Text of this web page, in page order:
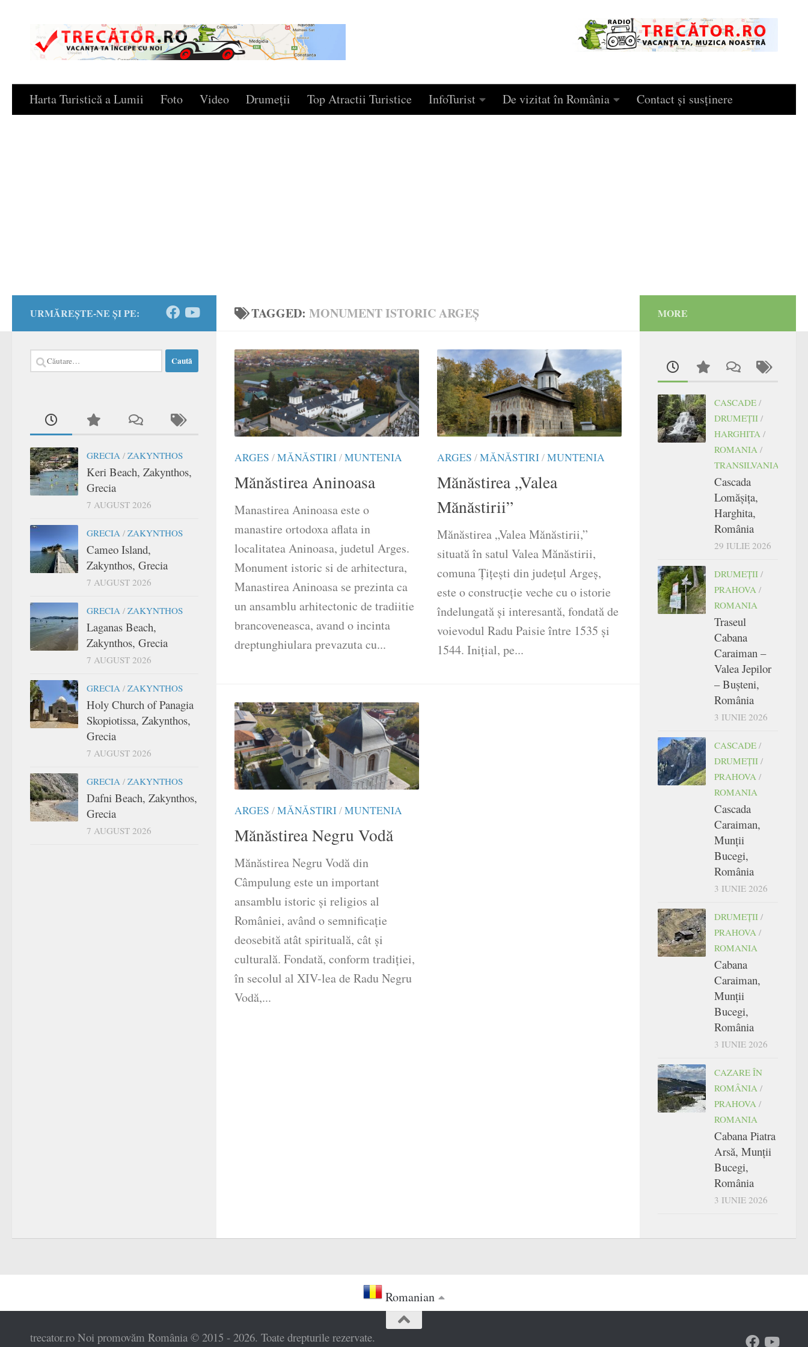
Skip to content
Harta Turistică a Lumii Foto Video Drumeţii Top Atractii Turistice InfoTurist De vizitat în România Contact și susținere
TAGGED: MONUMENT ISTORIC ARGEȘ
ARGES /MĂNĂSTIRI/MUNTENIA
Mănăstirea Aninoasa
Manastirea Aninoasa este o
manastire ortodoxa aflata in
localitatea Aninoasa, judetul Arges.
Monument istoric si de arhitectura,
Manastirea Aninoasa se prezinta ca
un ansamblu arhitectonic de tradiitie
brancoveneasca, avand o incinta
dreptunghiulara prevazuta cu...
ARGES /MĂNĂSTIRI/MUNTENIA
Mănăstirea „Valea
Mănăstirii”
Mănăstirea „Valea Mănăstirii,”
situată în satul Valea Mănăstirii,
comuna Țițești din județul Argeș,
este o construcție veche cu o istorie
îndelungată și interesantă, fondată de
voievodul Radu Paisie între 1535 și
1544. Inițial, pe...
ARGES /MĂNĂSTIRI/MUNTENIA
Mănăstirea Negru Vodă
Mănăstirea Negru Vodă din
Câmpulung este un important
ansamblu istoric și religios al
României, având o semnificație
deosebită atât spirituală, cât și
culturală. Fondată, conform tradiției,
în secolul al XIV-lea de Radu Negru
Vodă,...
URMĂREȘTE-NE ȘI PE:
Caută
după:
GRECIA / ZAKYNTHOS
Keri Beach, Zakynthos,
Grecia
7 AUGUST 2026
GRECIA / ZAKYNTHOS
Cameo Island,
Zakynthos, Grecia
7 AUGUST 2026
GRECIA / ZAKYNTHOS
Laganas Beach,
Zakynthos, Grecia
7 AUGUST 2026
GRECIA / ZAKYNTHOS
Holy Church of Panagia
Skopiotissa, Zakynthos,
Grecia
7 AUGUST 2026
GRECIA / ZAKYNTHOS
Dafni Beach, Zakynthos,
Grecia
7 AUGUST 2026
MORE
CASCADE /
DRUMEŢII /
HARGHITA /
ROMANIA /
TRANSILVANIA
Cascada
Lomășița,
Harghita,
România
29 IULIE 2026
DRUMEŢII /
PRAHOVA /
ROMANIA
Traseul
Cabana
Caraiman –
Valea Jepilor
– Bușteni,
România
3 IUNIE 2026
CASCADE /
DRUMEŢII /
PRAHOVA /
ROMANIA
Cascada
Caraiman,
Munții
Bucegi,
România
3 IUNIE 2026
DRUMEŢII /
PRAHOVA /
ROMANIA
Cabana
Caraiman,
Munții
Bucegi,
România
3 IUNIE 2026
CAZARE ÎN
ROMÂNIA /
PRAHOVA /
ROMANIA
Cabana Piatra
Arsă, Munții
Bucegi,
România
3 IUNIE 2026
Romanian
trecator.ro Noi promovăm România © 2015 - 2026. Toate drepturile rezervate.